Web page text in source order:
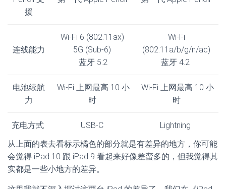
援
连线能力
Wi‑Fi 6 (802.11ax)
5G (Sub-6)
蓝牙 5.2
Wi‑Fi
(802.11a/b/g/n/ac)
蓝牙 4.2
电池续航
力
Wi-Fi 上网最高 10 小
时
Wi-Fi 上网最高 10 小
时
充电方式 USB-C
Lightning
从上面的表去看标示橘色的部分就是有差异的地方，你可能
会觉得 iPad 10 跟 iPad 9 看起来好像差蛮多的，但我觉得其
实都是一些小地方的差异。